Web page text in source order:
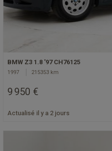
BMW Z3 1.8 '97 CH76125
1997 215353 km
9 950 €
Actualisé il y a 2 jours